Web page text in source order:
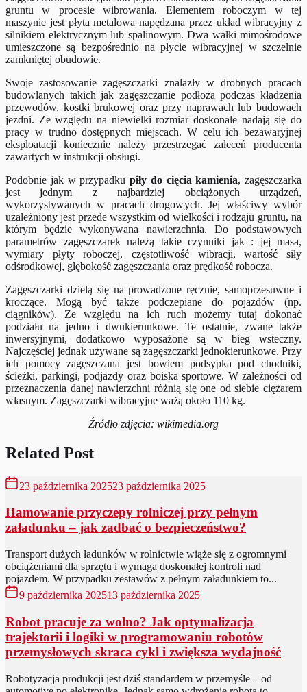
gruntu w procesie wibrowania. Elementem roboczym w tej
maszynie jest płyta metalowa napędzana przez układ wibracyjny z
silnikiem elektrycznym lub spalinowym. Dwa wałki mimośrodowe
umieszczone są bezpośrednio na płycie wibracyjnej w szczelnie
zamkniętej obudowie.
Swoje zastosowanie zagęszczarki znalazły w drobnych pracach
budowlanych takich jak zagęszczanie podłoża podczas kładzenia
przewodów, kostki brukowej oraz przy naprawach lub budowach
jezdni. Ze względu na niewielki rozmiar doskonale nadają się do
pracy w trudno dostępnych miejscach. W celu ich bezawaryjnej
eksploatacji koniecznie należy przestrzegać zaleceń producenta
zawartych w instrukcji obsługi.
Podobnie jak w przypadku piły do cięcia kamienia, zagęszczarka
jest jednym z najbardziej obciążonych urządzeń,
wykorzystywanych w pracach drogowych. Jej właściwy wybór
uzależniony jest przede wszystkim od wielkości i rodzaju gruntu, na
którym będzie wykonywana nawierzchnia. Do podstawowych
parametrów zagęszczarek należą takie czynniki jak : jej masa,
wymiary płyty roboczej, częstotliwość wibracji, wartość siły
odśrodkowej, głębokość zagęszczania oraz prędkość robocza.
Zagęszczarki dzielą się na prowadzone ręcznie, samoprzesuwne i
kroczące. Mogą być także podczepiane do pojazdów (np.
ciągników). Ze względu na ich ruch możemy tutaj dokonać
podziału na jedno i dwukierunkowe. Te ostatnie, zwane także
inwersyjnymi, dodatkowo wyposażone są w bieg wsteczny.
Najczęściej jednak używane są zagęszczarki jednokierunkowe. Przy
ich pomocy zagęszczana jest bowiem podsypka pod chodniki,
ścieżki, parkingi, podjazdy oraz boiska sportowe. W zależności od
przeznaczenia danej nawierzchni różnią się one od siebie ciężarem
własnym. Zagęszczarki wibracyjne ważą około 110 kg.
Źródło zdjęcia: wikimedia.org
Related Post
23 października 202523 października 2025
Hamowanie przyczepy rolniczej przy pełnym
załadunku – jak zadbać o bezpieczeństwo?
Transport dużych ładunków w rolnictwie wiąże się z ogromnymi
obciążeniami dla sprzętu i wymaga doskonałej kontroli nad
pojazdem. W przypadku zestawów z pełnym załadunkiem to...
9 października 202513 października 2025
Robot pracuje za wolno? Jak optymalizacja
trajektorii i logiki w programowaniu robotów
przemysłowych skraca cykl i zwiększa wydajność
Robotyzacja produkcji jest dziś standardem w przemyśle – od